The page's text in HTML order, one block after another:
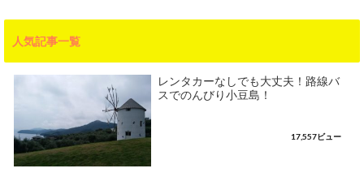
人気記事一覧
レンタカーなしでも大丈夫！路線バ
スでのんびり小豆島！
17,557ビュー